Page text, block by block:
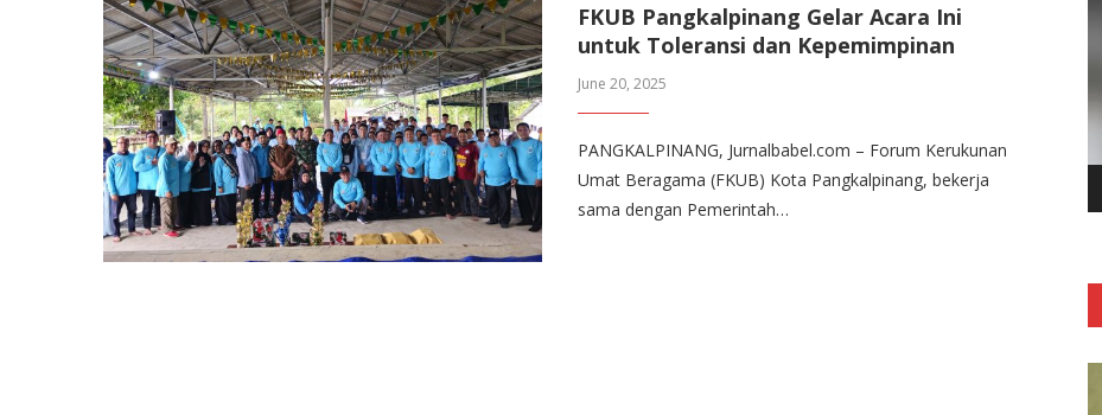
FKUB Pangkalpinang Gelar Acara Ini
untuk Toleransi dan Kepemimpinan
June 20, 2025
PANGKALPINANG, Jurnalbabel.com – Forum Kerukunan
Umat Beragama (FKUB) Kota Pangkalpinang, bekerja
sama dengan Pemerintah…